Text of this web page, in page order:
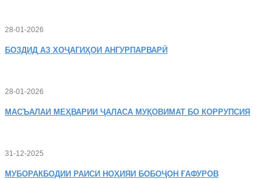
28-01-2026
БОЗДИД АЗ ХОҶАГИҲОИ АНГУРПАРВАРӢ
28-01-2026
МАСЪАЛАИ МЕҲВАРИИ ҶАЛАСА МУҚОВИМАТ БО КОРРУПСИЯ
31-12-2025
МУБОРАКБОДИИ РАИСИ НОҲИЯИ БОБОҶОН ҒАФУРОВ